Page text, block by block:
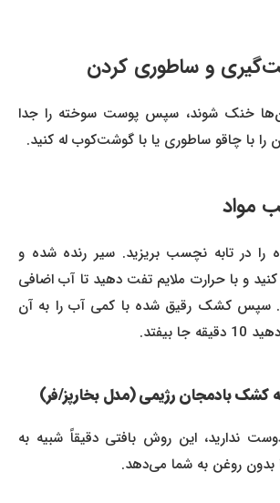
خنک شوند، سپس پوست سوخته را جدا
با چاقو ساطوری یا با گوشت‌کوب له کنید.
در تابه نچسب بریزید. سیر رنده شده و
و با حرارت ملایم تفت دهید تا آب اضافی
سپس کشک رقیق شده با کمی آب را به آن
بادمجان رژیمی (مدل بخارپز/فر)
ندارید، این روش بافتی دقیقاً شبیه به
روغن به شما می‌دهد.